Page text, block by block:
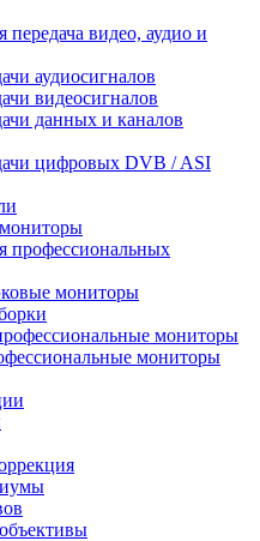
видео, аудио и
аудиосигналов
видеосигналов
данных и каналов
цифровых DVB / ASI
профессиональных
мониторы
мониторы
мониторы